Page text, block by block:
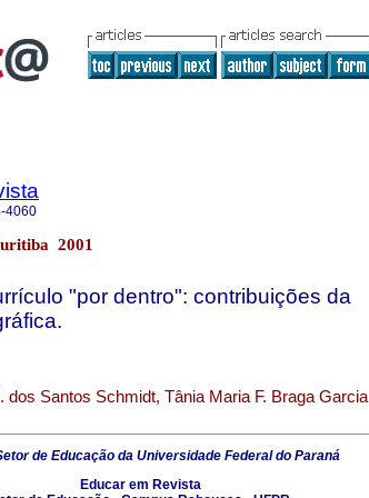
4060
2001
"por dentro": contribuições da
dos Santos Schmidt, Tânia Maria F. Braga Garcia
de Educação da Universidade Federal do Paraná
Educar em Revista